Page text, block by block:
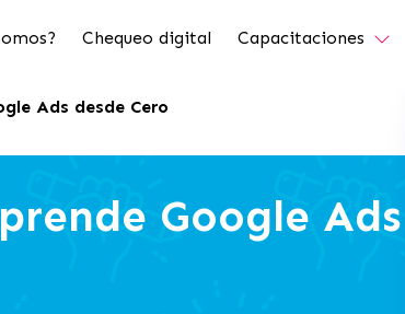
Chequeo digital Capacitaciones
Ads desde Cero
Google Ads